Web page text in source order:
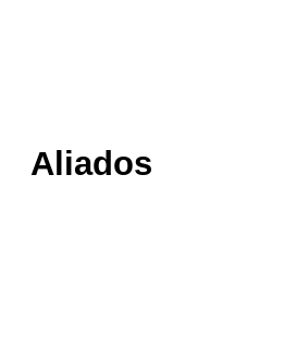
Aliados